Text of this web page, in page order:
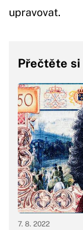
upravovat.
Přečtěte si
7. 8. 2022